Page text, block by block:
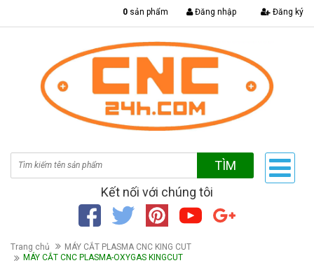
0 sản phẩm Đăng nhập Đăng ký
TÌM
Kết nối với chúng tôi
Trang chủ
MÁY CẮT PLASMA CNC KING CUT
MÁY CẮT CNC PLASMA-OXYGAS KINGCUT